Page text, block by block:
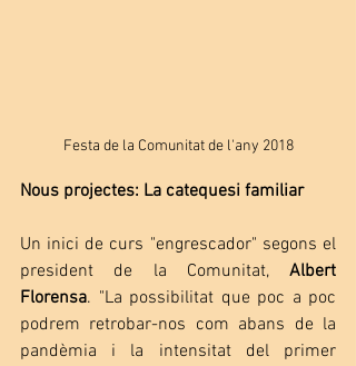
Festa de la Comunitat de l'any 2018
Nous projectes: La catequesi familiar
Un inici de curs "engrescador" segons el
president de la Comunitat, Albert
Florensa. "La possibilitat que poc a poc
podrem retrobar-nos com abans de la
pandèmia i la intensitat del primer